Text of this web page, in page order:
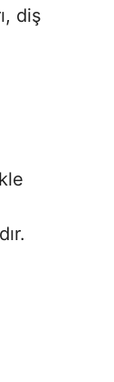
diş